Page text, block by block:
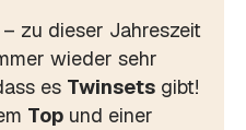
zu dieser Jahreszeit
wieder sehr
es Twinsets gibt!
Top und einer